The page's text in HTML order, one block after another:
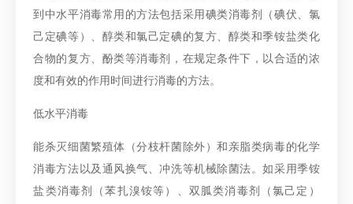
到中水平消毒常用的方法包括采用碘类消毒剂（碘伏、氯
己定碘等）、醇类和氯己定碘的复方、醇类和季铵盐类化
合物的复方、酚类等消毒剂，在规定条件下，以合适的浓
度和有效的作用时间进行消毒的方法。
低水平消毒
能杀灭细菌繁殖体（分枝杆菌除外）和亲脂类病毒的化学
消毒方法以及通风换气、冲洗等机械除菌法。如采用季铵
盐类消毒剂（苯扎溴铵等）、双胍类消毒剂（氯己定）